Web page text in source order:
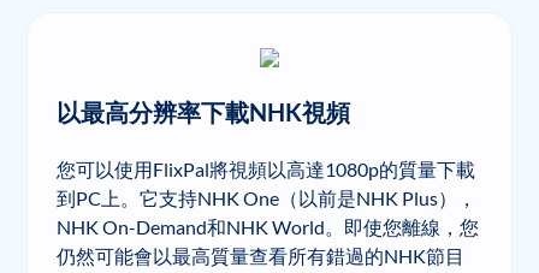
以最高分辨率下載NHK視頻
您可以使用FlixPal將視頻以高達1080p的質量下載
到PC上。它支持NHK One（以前是NHK Plus），
NHK On-Demand和NHK World。即使您離線，您
仍然可能會以最高質量查看所有錯過的NHK節目